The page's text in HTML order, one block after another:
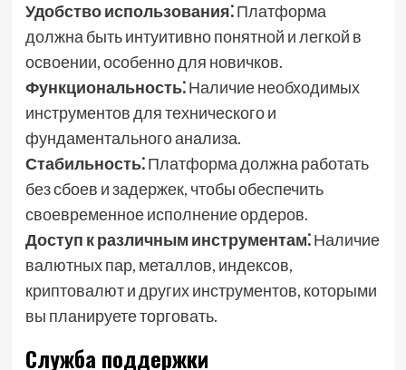
Удобство использования⁚Платформа
должна быть интуитивно понятной и легкой в
освоении, особенно для новичков.
Функциональность⁚Наличие необходимых
инструментов для технического и
фундаментального анализа.
Стабильность⁚Платформа должна работать
без сбоев и задержек, чтобы обеспечить
своевременное исполнение ордеров.
Доступ к различным инструментам⁚Наличие
валютных пар, металлов, индексов,
криптовалют и других инструментов, которыми
вы планируете торговать.
Служба поддержки